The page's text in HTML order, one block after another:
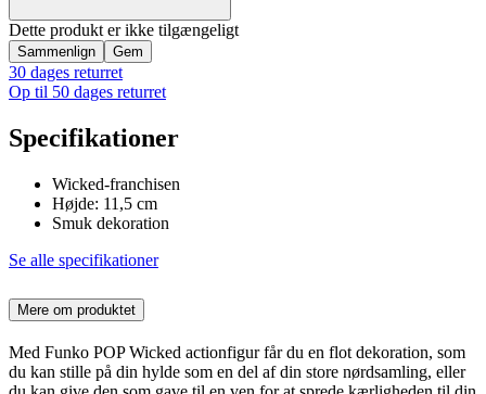
Dette produkt er ikke tilgængeligt
Sammenlign Gem
30 dages returret
Op til 50 dages returret
Specifikationer
Wicked-franchisen
Højde: 11,5 cm
Smuk dekoration
Se alle specifikationer
Mere om produktet
Med Funko POP Wicked actionfigur får du en flot dekoration, som
du kan stille på din hylde som en del af din store nørdsamling, eller